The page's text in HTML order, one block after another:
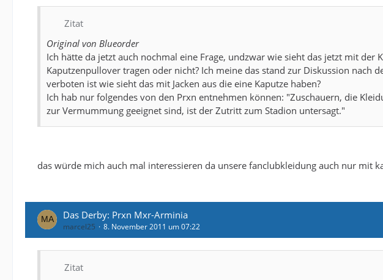
Zitat
Original von Blueorder
Ich hätte da jetzt auch nochmal eine Frage, undzwar wie sieht das jetzt mit der
Kaputzenpullover tragen oder nicht? Ich meine das stand zur Diskussion nach
verboten ist wie sieht das mit Jacken aus die eine Kaputze haben?
Ich hab nur folgendes von den Prxn entnehmen können: "Zuschauern, die
zur Vermummung geeignet sind, ist der Zutritt zum Stadion untersagt."
das würde mich auch mal interessieren da unsere fanclubkleidung auch nur mit
Das Derby: Prxn Mxr-Arminia
marcel25 8. November 2011 um 07:22
Zitat